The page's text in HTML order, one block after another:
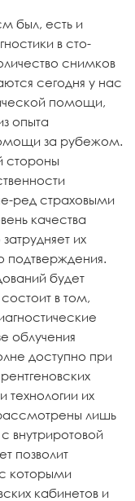
был, есть и
в сто-
снимков
сегодня у нас
помощи,
опыта
за рубежом.
стороны
ред страховыми
качества
их
подтверждения.
будет
в том,
облучения
доступно при
технологии их
лишь
внутриротовой
позволит
которыми
кабинетов и